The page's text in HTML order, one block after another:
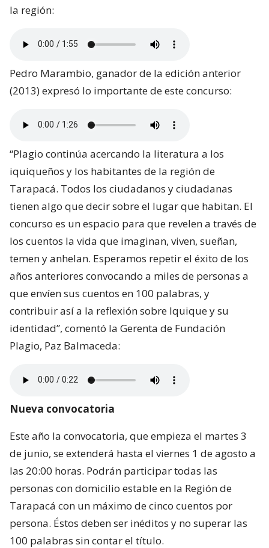
la región:
Pedro Marambio, ganador de la edición anterior
(2013) expresó lo importante de este concurso:
“Plagio continúa acercando la literatura a los
iquiqueños y los habitantes de la región de
Tarapacá. Todos los ciudadanos y ciudadanas
tienen algo que decir sobre el lugar que habitan. El
concurso es un espacio para que revelen a través de
los cuentos la vida que imaginan, viven, sueñan,
temen y anhelan. Esperamos repetir el éxito de los
años anteriores convocando a miles de personas a
que envíen sus cuentos en 100 palabras, y
contribuir así a la reflexión sobre Iquique y su
identidad”, comentó la Gerenta de Fundación
Plagio, Paz Balmaceda:
Nueva convocatoria
Este año la convocatoria, que empieza el martes 3
de junio, se extenderá hasta el viernes 1 de agosto a
las 20:00 horas. Podrán participar todas las
personas con domicilio estable en la Región de
Tarapacá con un máximo de cinco cuentos por
persona. Éstos deben ser inéditos y no superar las
100 palabras sin contar el título.